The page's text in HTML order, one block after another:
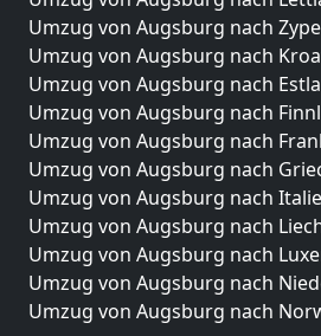
Umzug von Augsburg nach
Umzug von Augsburg nach
Umzug von Augsburg nach
Umzug von Augsburg nach
Umzug von Augsburg nach
Umzug von Augsburg nach
Umzug von Augsburg nach
Umzug von Augsburg nach
Umzug von Augsburg nach
Umzug von Augsburg nach
Umzug von Augsburg nach